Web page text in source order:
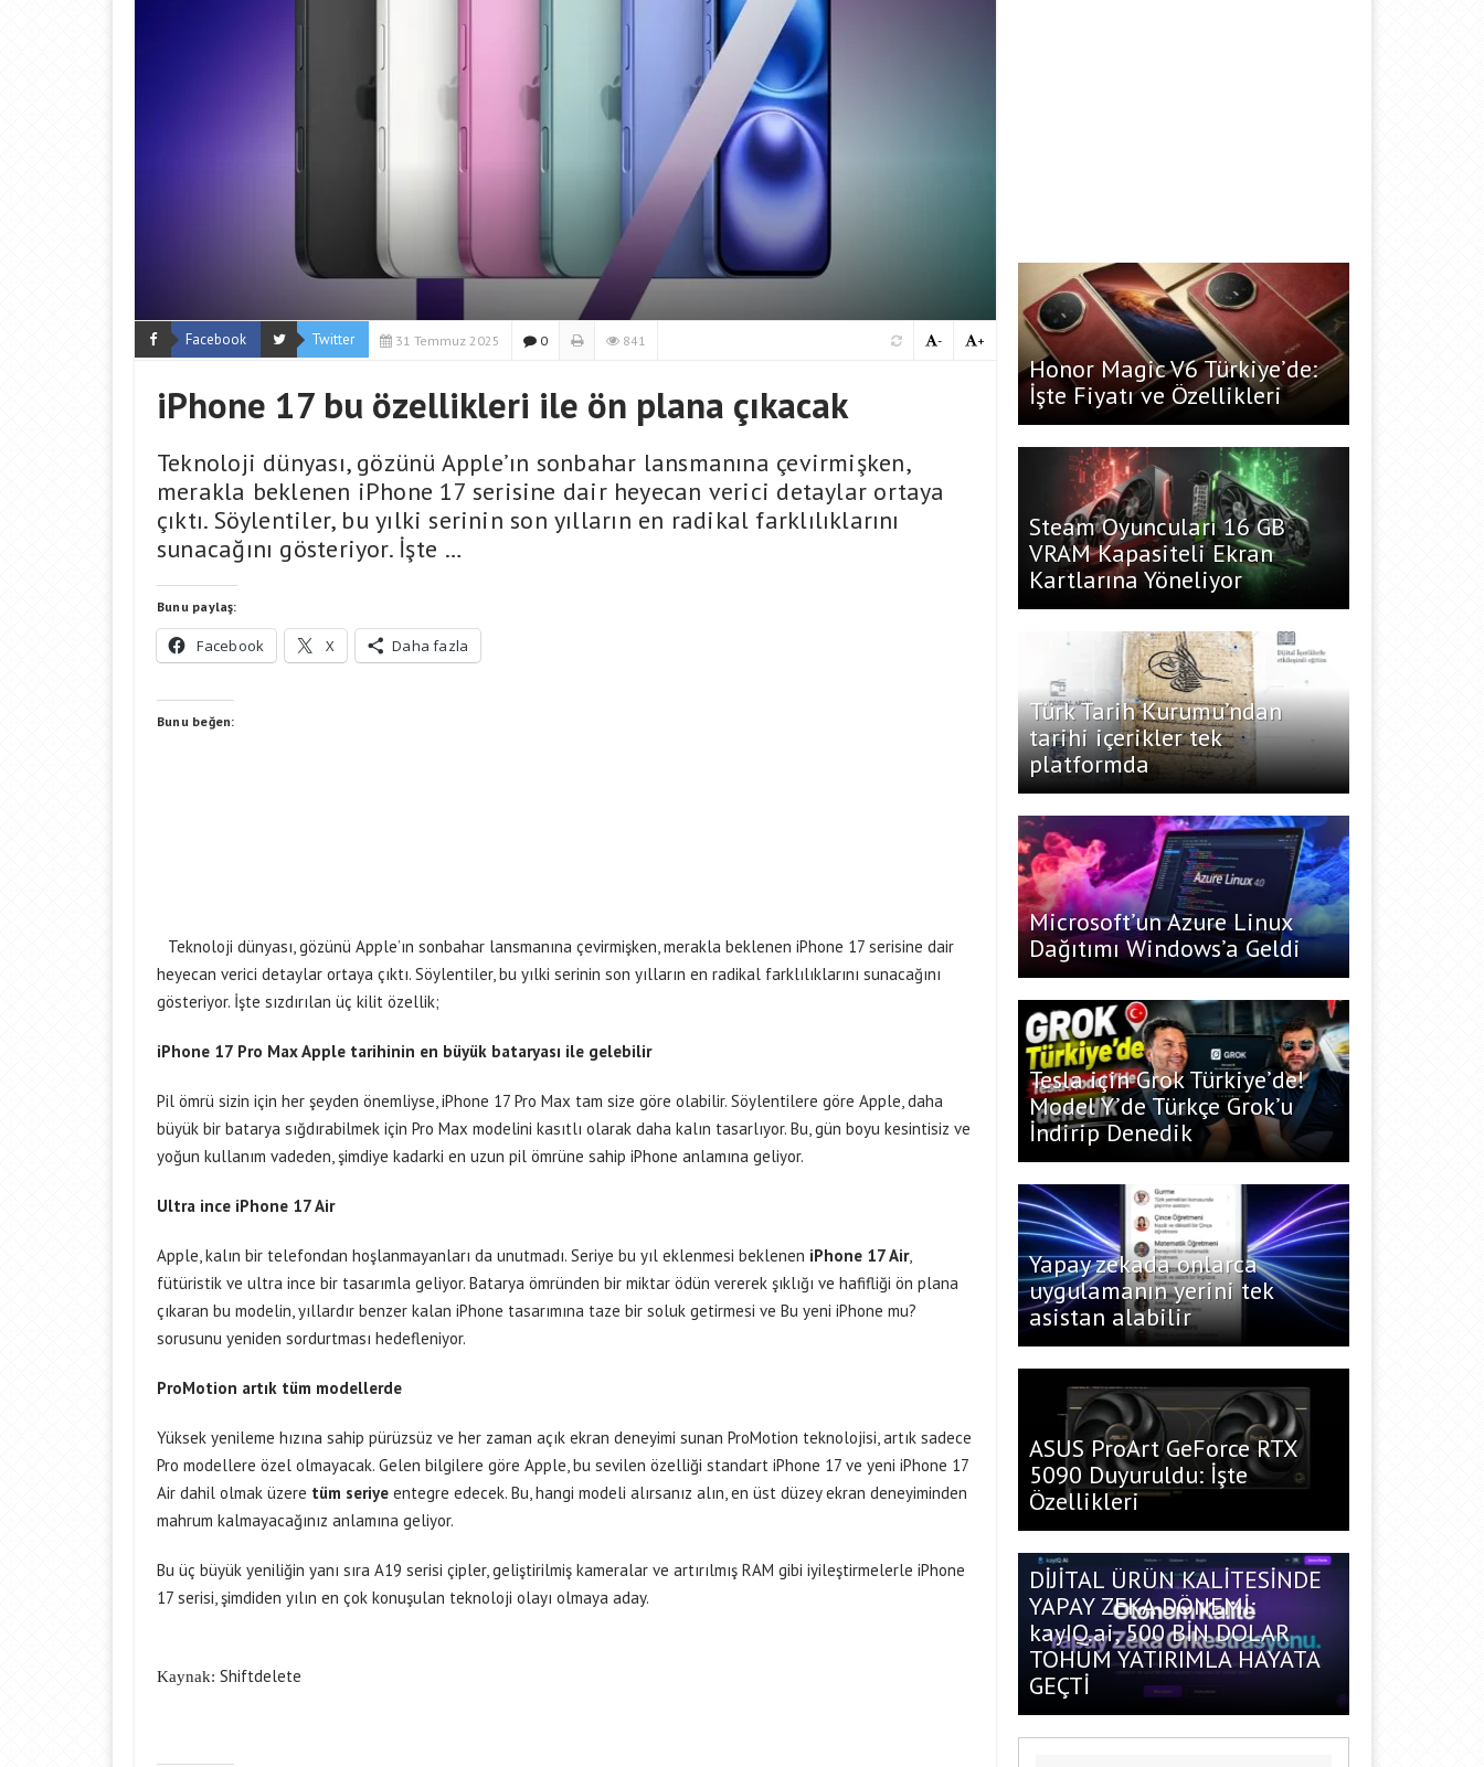
Facebook Twitter 31 Temmuz 2025 0 841 +
-
iPhone 17 bu özellikleri ile ön plana çıkacak
Teknoloji dünyası, gözünü Apple’ın sonbahar lansmanına çevirmişken,
merakla beklenen iPhone 17 serisine dair heyecan verici detaylar ortaya
çıktı. Söylentiler, bu yılki serinin son yılların en radikal farklılıklarını
sunacağını gösteriyor. İşte …
Bunu paylaş:
Facebook X Daha fazla
Bunu beğen:
Teknoloji dünyası, gözünü Apple’ın sonbahar lansmanına çevirmişken, merakla beklenen iPhone 17 serisine dair
heyecan verici detaylar ortaya çıktı. Söylentiler, bu yılki serinin son yılların en radikal farklılıklarını sunacağını
gösteriyor. İşte sızdırılan üç kilit özellik;
iPhone 17 Pro Max Apple tarihinin en büyük bataryası ile gelebilir
Pil ömrü sizin için her şeyden önemliyse, iPhone 17 Pro Max tam size göre olabilir. Söylentilere göre Apple, daha
büyük bir batarya sığdırabilmek için Pro Max modelini kasıtlı olarak daha kalın tasarlıyor. Bu, gün boyu kesintisiz ve
yoğun kullanım vadeden, şimdiye kadarki en uzun pil ömrüne sahip iPhone anlamına geliyor.
Ultra ince iPhone 17 Air
Apple, kalın bir telefondan hoşlanmayanları da unutmadı. Seriye bu yıl eklenmesi beklenen iPhone 17 Air,
fütüristik ve ultra ince bir tasarımla geliyor. Batarya ömründen bir miktar ödün vererek şıklığı ve hafifliği ön plana
çıkaran bu modelin, yıllardır benzer kalan iPhone tasarımına taze bir soluk getirmesi ve Bu yeni iPhone mu?
sorusunu yeniden sordurtması hedefleniyor.
ProMotion artık tüm modellerde
Yüksek yenileme hızına sahip pürüzsüz ve her zaman açık ekran deneyimi sunan ProMotion teknolojisi, artık sadece
Pro modellere özel olmayacak. Gelen bilgilere göre Apple, bu sevilen özelliği standart iPhone 17 ve yeni iPhone 17
Air dahil olmak üzere tüm seriye entegre edecek. Bu, hangi modeli alırsanız alın, en üst düzey ekran deneyiminden
mahrum kalmayacağınız anlamına geliyor.
Bu üç büyük yeniliğin yanı sıra A19 serisi çipler, geliştirilmiş kameralar ve artırılmış RAM gibi iyileştirmelerle iPhone
17 serisi, şimdiden yılın en çok konuşulan teknoloji olayı olmaya aday.
Kaynak: Shiftdelete
Honor Magic V6 Türkiye’de:
İşte Fiyatı ve Özellikleri
Steam Oyuncuları 16 GB
VRAM Kapasiteli Ekran
Kartlarına Yöneliyor
Türk Tarih Kurumu’ndan
tarihi içerikler tek
platformda
Microsoft’un Azure Linux
Dağıtımı Windows’a Geldi
Tesla için Grok Türkiye’de!
Model Y’de Türkçe Grok’u
İndirip Denedik
Yapay zekada onlarca
uygulamanın yerini tek
asistan alabilir
ASUS ProArt GeForce RTX
5090 Duyuruldu: İşte
Özellikleri
DİJİTAL ÜRÜN KALİTESİNDE
YAPAY ZEKA DÖNEMİ:
kayIQ.ai, 500 BİN DOLAR
TOHUM YATIRIMLA HAYATA
GEÇTİ